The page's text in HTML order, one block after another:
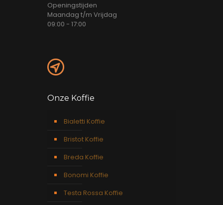
Openingstijden
Maandag t/m Vrijdag
09:00 - 17:00
Onze Koffie
Bialetti Koffie
Bristot Koffie
Breda Koffie
Bonomi Koffie
Testa Rossa Koffie